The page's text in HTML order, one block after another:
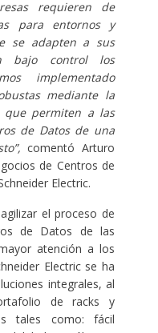
requieren de
para entornos y
se adapten a sus
bajo control los
implementado
mediante la
que permiten a las
de Datos de una
comentó Arturo
de Centros de
Electric.
el proceso de
de Datos de las
atención a los
Electric se ha
integrales, al
de racks y
tales como: fácil